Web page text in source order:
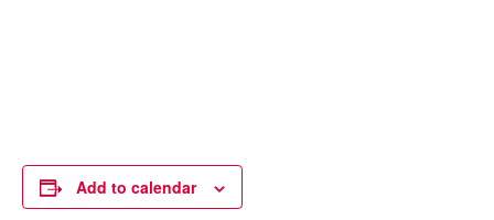
Add to calendar